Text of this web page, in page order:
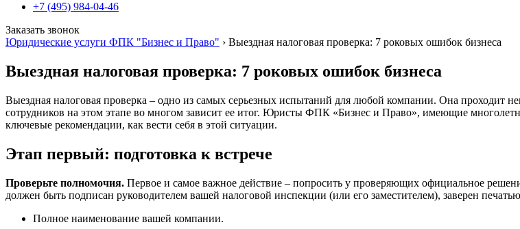
+7 (495) 984-04-46
Заказать звонок
Юридические услуги ФПК "Бизнес и Право" › Выездная налоговая проверка: 7 роковых ошибок бизнеса
Выездная налоговая проверка: 7 роковых ошибок бизнеса
Выездная налоговая проверка – одно из самых серьезных испытаний для любой компании. Она проходит
сотрудников на этом этапе во многом зависит ее итог. Юристы ФПК «Бизнес и Право», имеющие
ключевые рекомендации, как вести себя в этой ситуации.
Этап первый: подготовка к встрече
Проверьте полномочия. Первое и самое важное действие – попросить у проверяющих официальное
должен быть подписан руководителем вашей налоговой инспекции (или его заместителем), заверен
Полное наименование вашей компании.